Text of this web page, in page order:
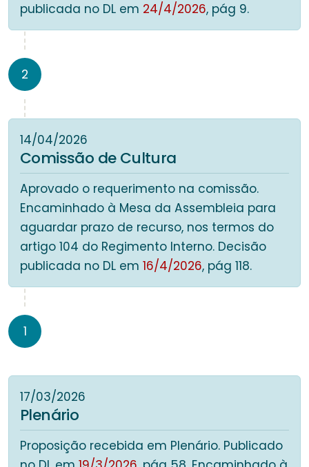
publicada no DL em 24/4/2026, pág 9.
2
14/04/2026
Comissão de Cultura
Aprovado o requerimento na comissão.
Encaminhado à Mesa da Assembleia para
aguardar prazo de recurso, nos termos do
artigo 104 do Regimento Interno. Decisão
publicada no DL em 16/4/2026, pág 118.
1
17/03/2026
Plenário
Proposição recebida em Plenário. Publicado